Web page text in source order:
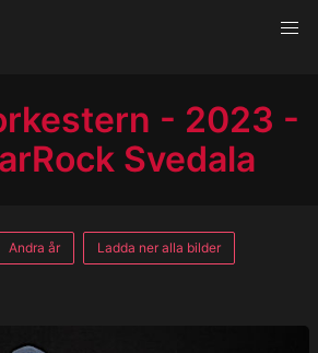
- 2023 -
Svedala
Andra år Ladda ner alla bilder